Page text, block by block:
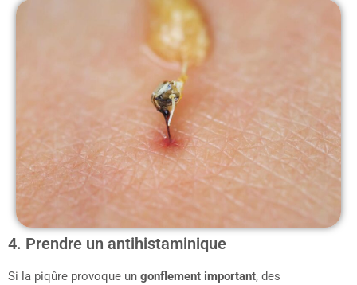
4. Prendre un antihistaminique
Si la piqûre provoque un gonflement important, des